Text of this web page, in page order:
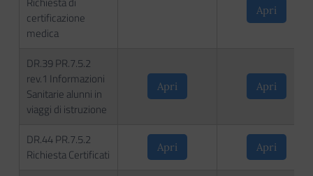
certificazione
medica
Apri
DR.39 PR.7.5.2
rev.1 Informazioni
Sanitarie alunni in
viaggi di istruzione
Apri Apri
DR.44 PR.7.5.2
Richiesta Certificati
Apri Apri